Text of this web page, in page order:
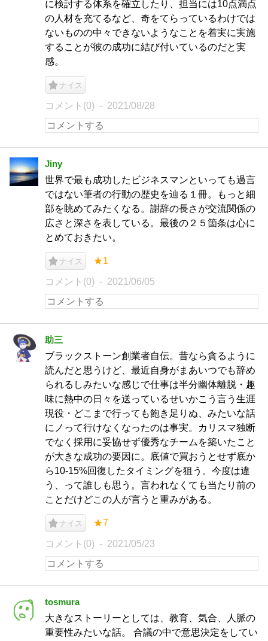
に検討する体系を確立したり、担当には10点満点
の人材を充てるなど、奇をてらっているわけでは
ないものの中々できないようなことを着実に実施
することが彼の成功に結び付いているのだと実
感。
ナイス
コメント(0) 2021/08/28
Jiny
世界で最も成功したビジネスマンといっても過言
ではない筆者の行動の歴史を辿る１冊。もっと細
部を眺めてみたくなる。謝辞の長さが交流関係の
広さと深さを表している。最後の２５箇条は心に
とめておきたい。
ナイス ★1
コメント(0) 2021/06/05
助三
ブラックストーン創業者自伝。昔なら貪るように
読んだと思うけど、最近自身がまあいつでも辞め
られるしみたいな感じで仕事は半分幽体離脱・趣
味に熱中の日々を送っているせいかこう言う生涯
現役・どこまで行っても飽き足りぬ、みたいな話
にノって行けなくなったのは事実。カリスマ独断
でなく採用に妥協せず優秀なチームを築いたこと
が大きな成功の要因に。底値で買おうとせず底か
ら10-15%回復したタイミングを狙う。今度は違
う、って誰しも思う。言われなくても当たり前の
ことだけどこの人が言うと重みがある。
ナイス ★7
コメント(0) 2021/05/23
tosmura
大きなストーリーとしては、教育、気合、人脈の
重要性みたいな話。 合議の中で意思決定をしてい